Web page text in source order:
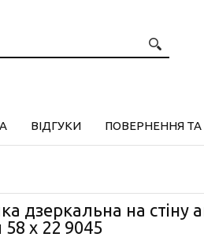
ВІДГУКИ ПОВЕРНЕННЯ ТА
дзеркальна на стіну
x 22 9045